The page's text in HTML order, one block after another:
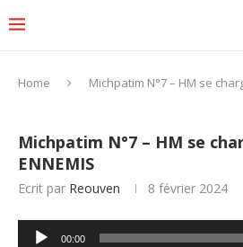
Home Michpatim N°7 – HM se
Michpatim N°7 – HM se
ENNEMIS
Ecrit par Reouven 8 février 2024
Lecteur
00:00